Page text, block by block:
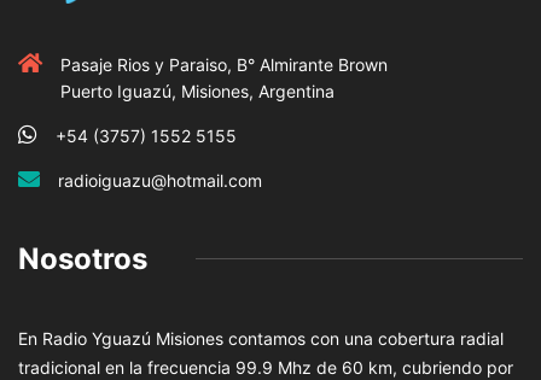
Pasaje Rios y Paraiso, B° Almirante Brown
Puerto Iguazú, Misiones, Argentina
+54 (3757) 1552 5155
radioiguazu@hotmail.com
Nosotros
En Radio Yguazú Misiones contamos con una cobertura radial
tradicional en la frecuencia 99.9 Mhz de 60 km, cubriendo por